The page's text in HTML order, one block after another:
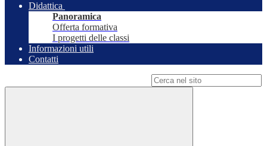
Didattica
Panoramica
Offerta formativa
I progetti delle classi
Informazioni utili
Contatti